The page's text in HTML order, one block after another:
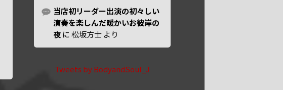
当店初リーダー出演の初々しい
演奏を楽しんだ暖かいお彼岸の
夜 に松坂方士 より
Tweets by BodyandSoul_J